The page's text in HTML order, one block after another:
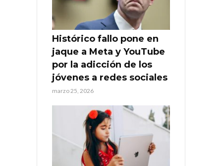
Histórico fallo pone en
jaque a Meta y YouTube
por la adicción de los
jóvenes a redes sociales
marzo 25, 2026